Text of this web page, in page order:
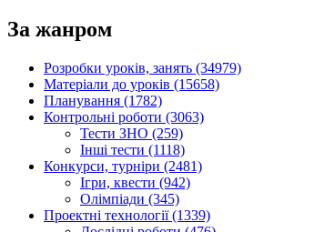
За жанром
Розробки уроків, занять (34979)
Матеріали до уроків (15658)
Планування (1782)
Контрольні роботи (3063)
Тести ЗНО (259)
Інші тести (1118)
Конкурси, турніри (2481)
Ігри, квести (942)
Олімпіади (345)
Проектні технології (1339)